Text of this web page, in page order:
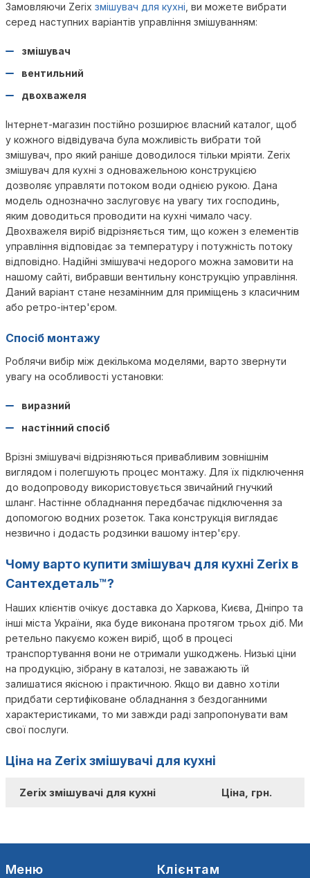
Замовляючи Zerix змішувач для кухні , ви можете вибрати
серед наступних варіантів управління змішуванням:
змішувач
вентильний
двохважеля
Інтернет-магазин постійно розширює власний каталог, щоб
у кожного відвідувача була можливість вибрати той
змішувач, про який раніше доводилося тільки мріяти. Zerix
змішувач для кухні з одноважельною конструкцією
дозволяє управляти потоком води однією рукою. Дана
модель однозначно заслуговує на увагу тих господинь,
яким доводиться проводити на кухні чимало часу.
Двохважеля виріб відрізняється тим, що кожен з елементів
управління відповідає за температуру і потужність потоку
відповідно. Надійні змішувачі недорого можна замовити на
нашому сайті, вибравши вентильну конструкцію управління.
Даний варіант стане незамінним для приміщень з класичним
або ретро-інтер'єром.
Спосіб монтажу
Роблячи вибір між декількома моделями, варто звернути
увагу на особливості установки:
виразний
настінний спосіб
Врізні змішувачі відрізняються привабливим зовнішнім
виглядом і полегшують процес монтажу. Для їх підключення
до водопроводу використовується звичайний гнучкий
шланг. Настінне обладнання передбачає підключення за
допомогою водних розеток. Така конструкція виглядає
незвично і додасть родзинки вашому інтер'єру.
Чому варто купити змішувач для кухні Zerix в
Сантехдеталь™?
Наших клієнтів очікує доставка до Харкова, Києва, Дніпро та
інші міста України, яка буде виконана протягом трьох діб. Ми
ретельно пакуємо кожен виріб, щоб в процесі
транспортування вони не отримали ушкоджень. Низькі ціни
на продукцію, зібрану в каталозі, не заважають їй
залишатися якісною і практичною. Якщо ви давно хотіли
придбати сертифіковане обладнання з бездоганними
характеристиками, то ми завжди раді запропонувати вам
свої послуги.
Ціна на Zerix змішувачі для кухні
Zerix змішувачі для кухні Ціна, грн.
Меню Клієнтам